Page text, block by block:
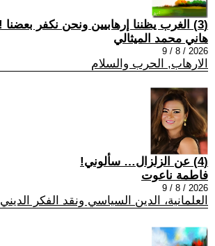
(3) الغرب يظننا إرهابيين ونحن نكفر بعضنا !!
هاني محمد الميثالي
2026 / 8 / 9
الارهاب, الحرب والسلام
(4) عن الزلزال… سألوني!
فاطمة ناعوت
2026 / 8 / 9
العلمانية، الدين السياسي ونقد الفكر الديني